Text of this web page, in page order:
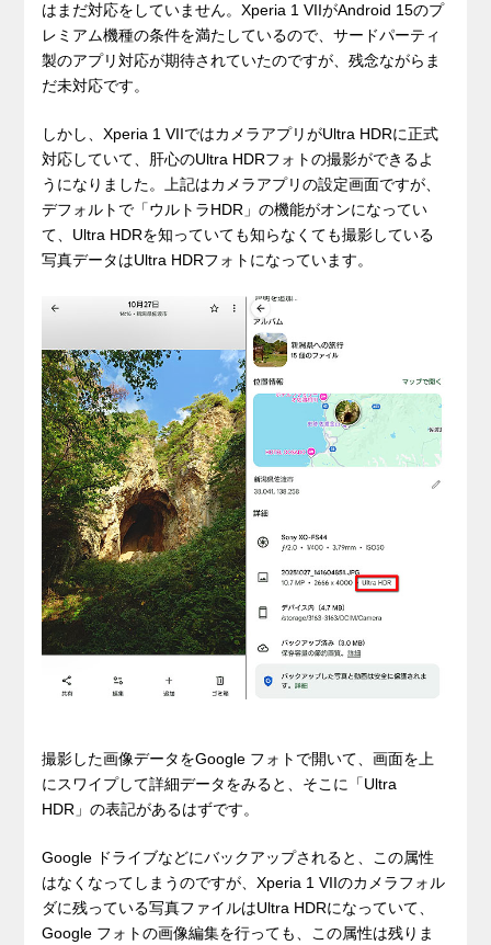
はまだ対応をしていません。Xperia 1 VIIがAndroid 15のプ
レミアム機種の条件を満たしているので、サードパーティ
製のアプリ対応が期待されていたのですが、残念ながらま
だ未対応です。
しかし、Xperia 1 VIIではカメラアプリがUltra HDRに正式
対応していて、肝心のUltra HDRフォトの撮影ができるよ
うになりました。上記はカメラアプリの設定画面ですが、
デフォルトで「ウルトラHDR」の機能がオンになってい
て、Ultra HDRを知っていても知らなくても撮影している
写真データはUltra HDRフォトになっています。
撮影した画像データをGoogle フォトで開いて、画面を上
にスワイプして詳細データをみると、そこに「Ultra
HDR」の表記があるはずです。
Google ドライブなどにバックアップされると、この属性
はなくなってしまうのですが、Xperia 1 VIIのカメラフォル
ダに残っている写真ファイルはUltra HDRになっていて、
Google フォトの画像編集を行っても、この属性は残りま